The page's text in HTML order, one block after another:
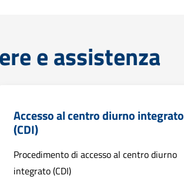
e assistenza
Accesso al centro diurno integrato
(CDI)
Procedimento di accesso al centro diurno
integrato (CDI)